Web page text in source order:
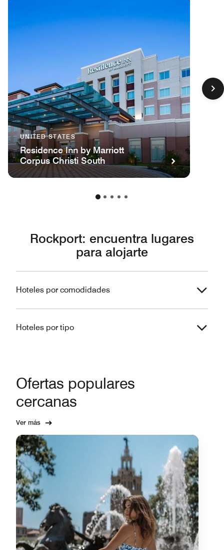
UNITED STATES
Residence Inn by Marriott
Corpus Christi South
Rockport: encuentra lugares
para alojarte
Hoteles por comodidades
Hoteles por tipo
Ofertas populares
cercanas
Ver más